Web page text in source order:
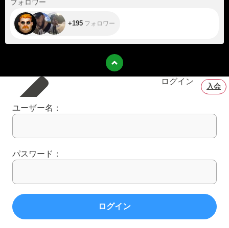
フォロワー
+195 フォロワー
ログイン
入会
ユーザー名：
パスワード：
ログイン